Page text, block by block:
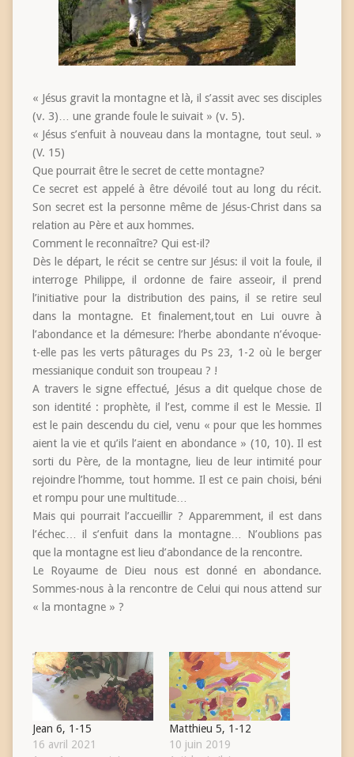
« Jésus gravit la montagne et là, il s’assit avec ses disciples
(v. 3)… une grande foule le suivait » (v. 5).
« Jésus s’enfuit à nouveau dans la montagne, tout seul. »
(V. 15)
Que pourrait être le secret de cette montagne?
Ce secret est appelé à être dévoilé tout au long du récit.
Son secret est la personne même de Jésus-Christ dans sa
relation au Père et aux hommes.
Comment le reconnaître? Qui est-il?
Dès le départ, le récit se centre sur Jésus: il voit la foule, il
interroge Philippe, il ordonne de faire asseoir, il prend
l’initiative pour la distribution des pains, il se retire seul
dans la montagne. Et finalement,tout en Lui ouvre à
l’abondance et la démesure: l’herbe abondante n’évoque-
t-elle pas les verts pâturages du Ps 23, 1-2 où le berger
messianique conduit son troupeau ? !
A travers le signe effectué, Jésus a dit quelque chose de
son identité : prophète, il l’est, comme il est le Messie. Il
est le pain descendu du ciel, venu « pour que les hommes
aient la vie et qu’ils l’aient en abondance » (10, 10). Il est
sorti du Père, de la montagne, lieu de leur intimité pour
rejoindre l’homme, tout homme. Il est ce pain choisi, béni
et rompu pour une multitude…
Mais qui pourrait l’accueillir ? Apparemment, il est dans
l’échec… il s’enfuit dans la montagne… N’oublions pas
que la montagne est lieu d’abondance de la rencontre.
Le Royaume de Dieu nous est donné en abondance.
Sommes-nous à la rencontre de Celui qui nous attend sur
« la montagne » ?
Jean 6, 1-15
16 avril 2021
Matthieu 5, 1-12
10 juin 2019